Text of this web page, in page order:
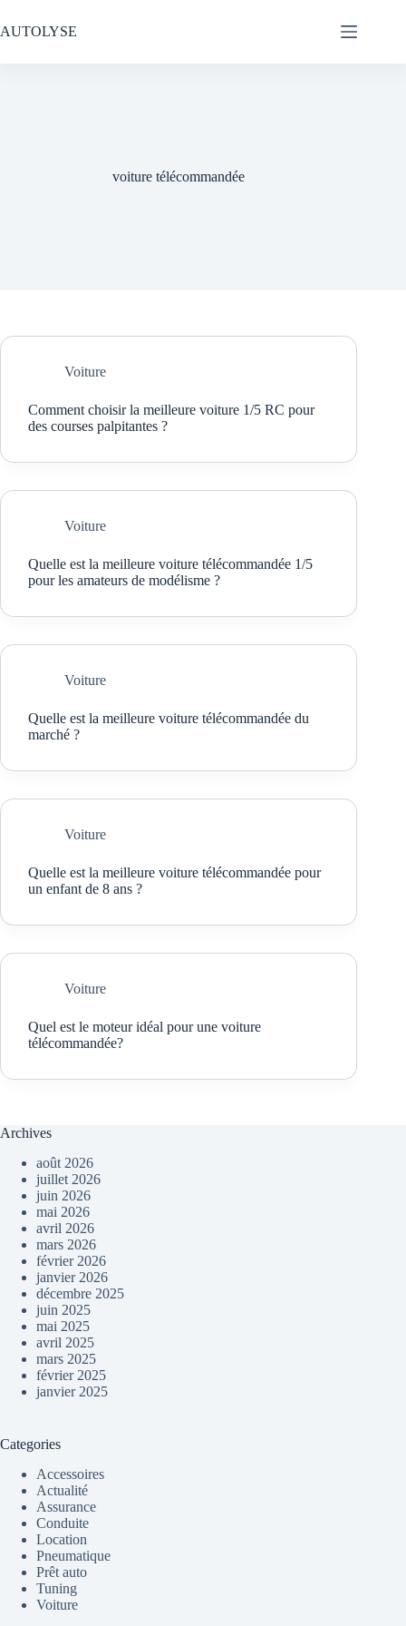
au
contenu
AUTOLYSE
voiture télécommandée
Voiture
Comment choisir la meilleure voiture 1/5 RC pour
des courses palpitantes ?
Voiture
Quelle est la meilleure voiture télécommandée 1/5
pour les amateurs de modélisme ?
Voiture
Quelle est la meilleure voiture télécommandée du
marché ?
Voiture
Quelle est la meilleure voiture télécommandée pour
un enfant de 8 ans ?
Voiture
Quel est le moteur idéal pour une voiture
télécommandée?
Archives
août 2026
juillet 2026
juin 2026
mai 2026
avril 2026
mars 2026
février 2026
janvier 2026
décembre 2025
juin 2025
mai 2025
avril 2025
mars 2025
février 2025
janvier 2025
Categories
Accessoires
Actualité
Assurance
Conduite
Location
Pneumatique
Prêt auto
Tuning
Voiture